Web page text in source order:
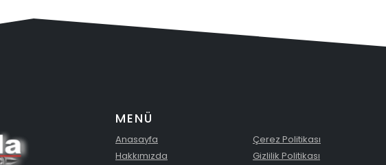
MENÜ
Anasayfa
Hakkımızda
Çerez Politikası
Gizlilik Politikası